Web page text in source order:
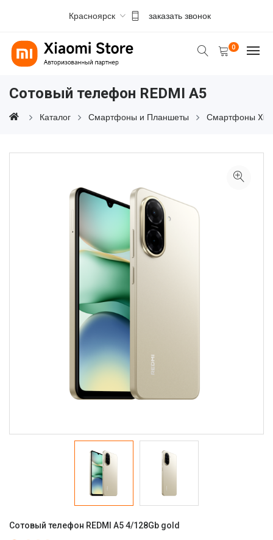
Красноярск заказать звонок
0
Сотовый телефон REDMI A5
Каталог Смартфоны и Планшеты Смартфоны
Сотовый телефон REDMI A5 4/128Gb gold